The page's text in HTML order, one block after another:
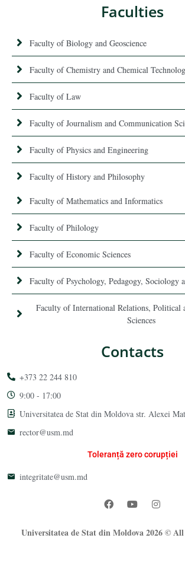
Faculties
Faculty of Biology and Geoscience
Faculty of Chemistry and Chemical
Faculty of Law
Faculty of Journalism and Communication
Faculty of Physics and Engineering
Faculty of History and Philosophy
Faculty of Mathematics and Informatics
Faculty of Philology
Faculty of Economic Sciences
Faculty of Psychology, Pedagogy, Sociology
Faculty of International Relations, Political
Sciences
Contacts
+373 22 244 810
9:00 - 17:00
Universitatea de Stat din Moldova str. Alexei
rector@usm.md
Toleranță zero corupției
integritate@usm.md
Universitatea de Stat din Moldova 2026 © All